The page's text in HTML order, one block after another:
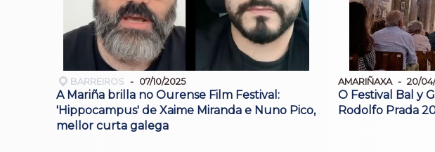
BARREIROS 07/10/2025
A Mariña brilla no Ourense Film Festival:
'Hippocampus' de Xaime Miranda e Nuno Pico,
mellor curta galega
AMARIÑAXA 20/
O Festival Bal y
Rodolfo Prada